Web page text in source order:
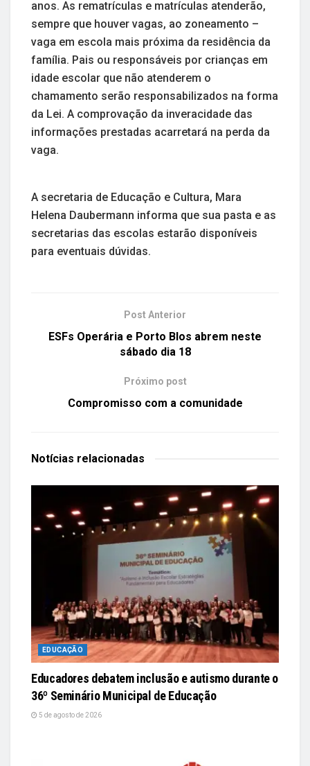
anos. As rematrículas e matrículas atenderão,
sempre que houver vagas, ao zoneamento –
vaga em escola mais próxima da residência da
família. Pais ou responsáveis por crianças em
idade escolar que não atenderem o
chamamento serão responsabilizados na forma
da Lei. A comprovação da inveracidade das
informações prestadas acarretará na perda da
vaga.
A secretaria de Educação e Cultura, Mara
Helena Daubermann informa que sua pasta e as
secretarias das escolas estarão disponíveis
para eventuais dúvidas.
Post Anterior
ESFs Operária e Porto Blos abrem neste
sábado dia 18
Próximo post
Compromisso com a comunidade
Notícias relacionadas
EDUCAÇÃO
Educadores debatem inclusão e autismo durante o
36º Seminário Municipal de Educação
5 de agosto de 2026